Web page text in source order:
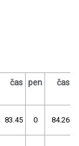
čas pen čas
83.45 0 84.26